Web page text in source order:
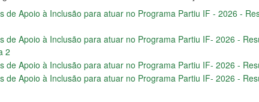
de Apoio à Inclusão para atuar no Programa Partiu IF - 2026 -
de Apoio à Inclusão para atuar no Programa Partiu IF- 2026 -
2
de Apoio à Inclusão para atuar no Programa Partiu IF- 2026 -
de Apoio à Inclusão para atuar no Programa Partiu IF- 2026 -